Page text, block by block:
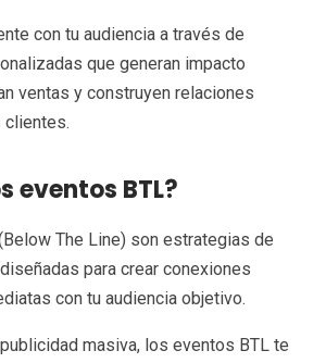
con tu audiencia a través de
que generan impacto
ventas y construyen relaciones
clientes.
eventos BTL?
The Line) son estrategias de
para crear conexiones
con tu audiencia objetivo.
masiva, los eventos BTL te